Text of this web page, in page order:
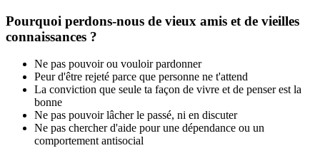
Pourquoi perdons-nous de vieux amis et de vieilles
connaissances ?
Ne pas pouvoir ou vouloir pardonner
Peur d'être rejeté parce que personne ne t'attend
La conviction que seule ta façon de vivre et de penser est la
bonne
Ne pas pouvoir lâcher le passé, ni en discuter
Ne pas chercher d'aide pour une dépendance ou un
comportement antisocial